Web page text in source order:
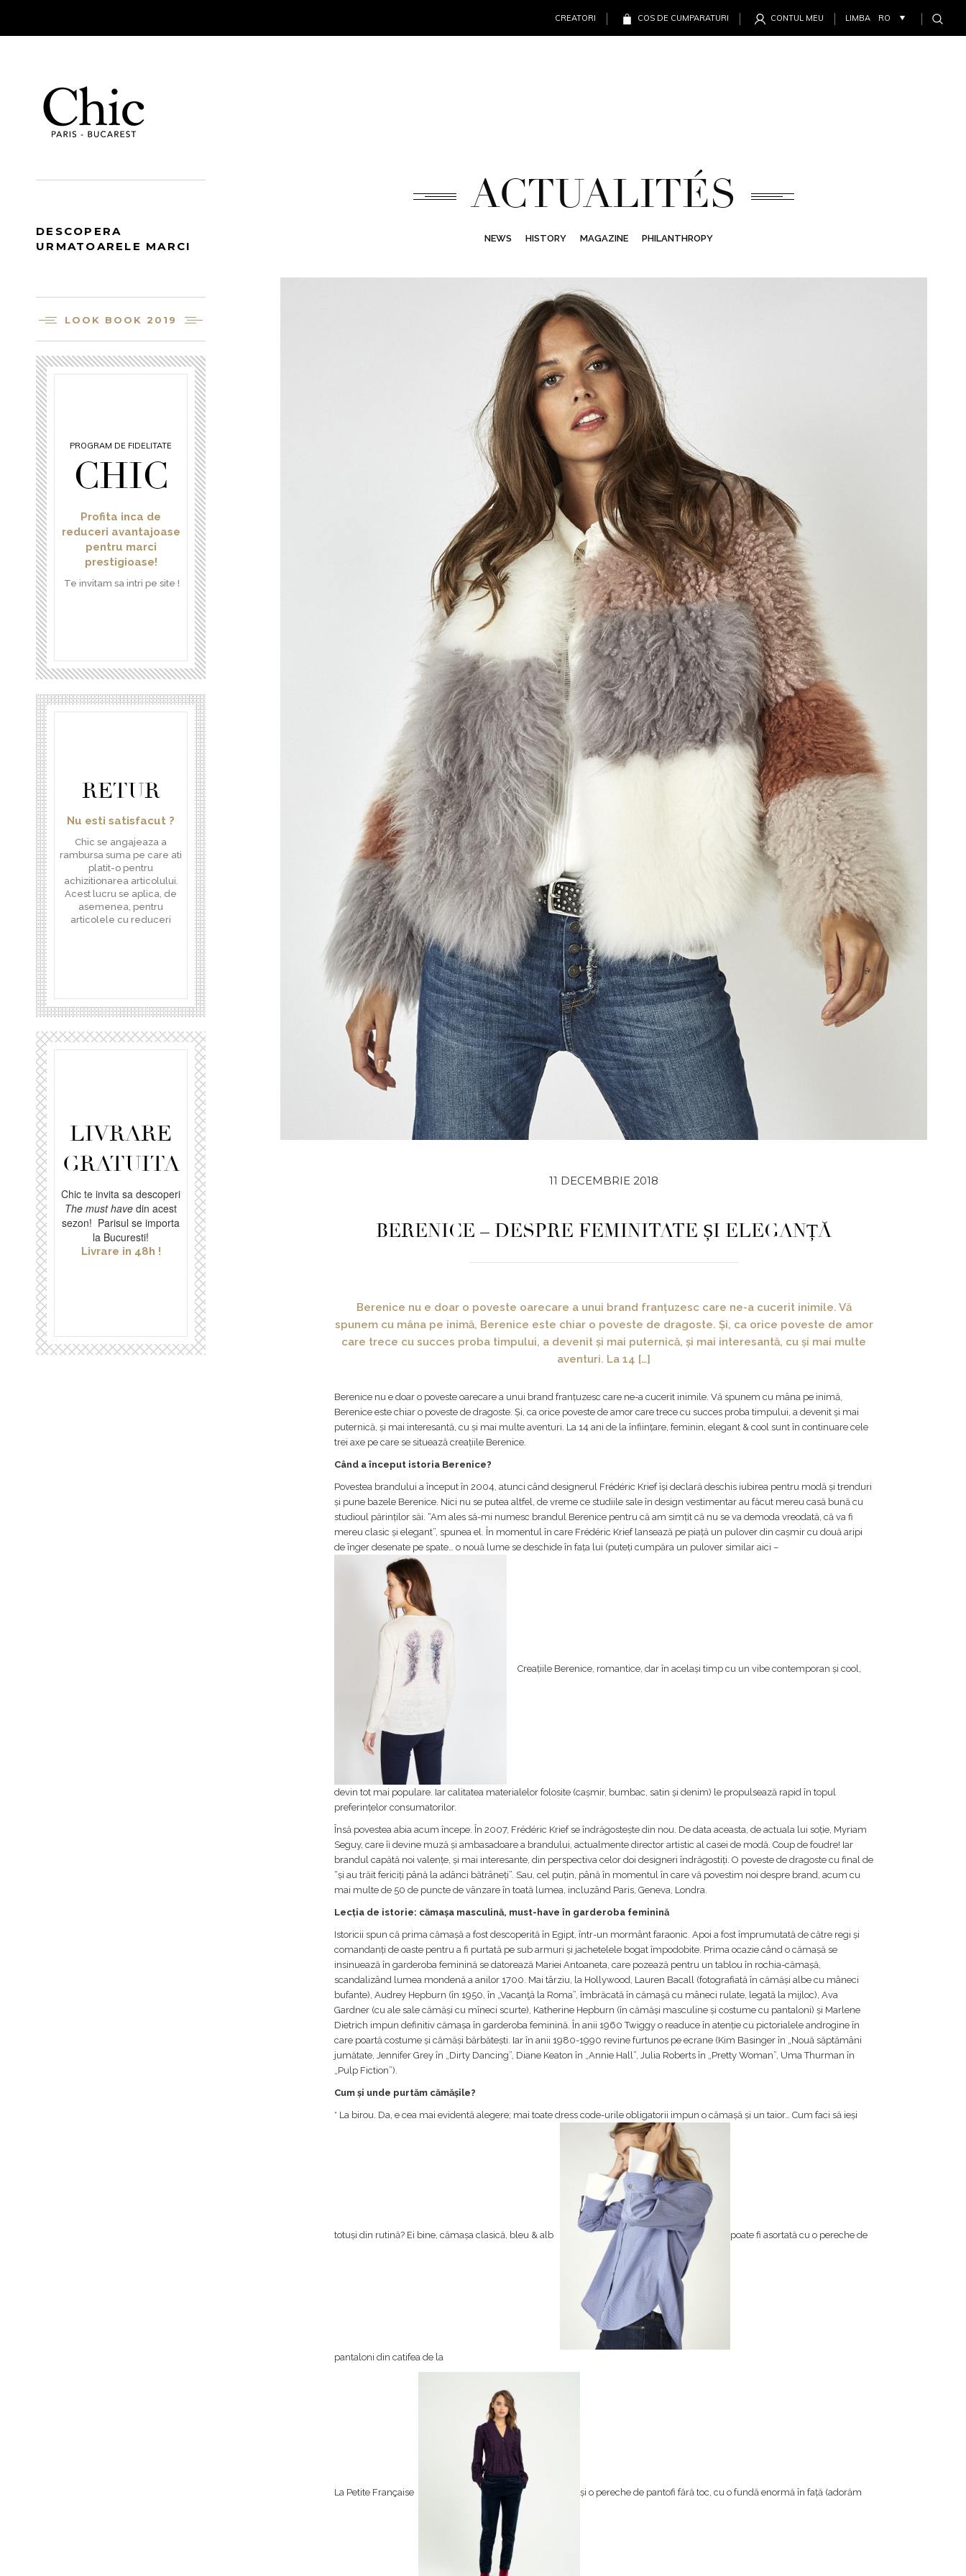
CREATORI COS DE CUMPARATURI CONTUL MEU LIMBA
DESCOPERA
URMATOARELE MARCI
LOOK BOOK 2019
PROGRAM DE FIDELITATE
CHIC
Profita inca de
reduceri avantajoase
pentru marci
prestigioase!
Te invitam sa intri pe site !
RETUR
Nu esti satisfacut ?
Chic se angajeaza a
rambursa suma pe care ati
platit-o pentru
achizitionarea articolului.
Acest lucru se aplica, de
asemenea, pentru
articolele cu reduceri
LIVRARE
GRATUITA
Chic te invita sa descoperi
The must have din acest
sezon! Parisul se importa
la Bucuresti!
Livrare in 48h !
ACTUALITÉS
NEWS HISTORY MAGAZINE PHILANTHROPY
11 DECEMBRIE 2018
BERENICE – DESPRE FEMINITATE ȘI ELEGANȚĂ
Berenice nu e doar o poveste oarecare a unui brand franțuzesc care ne-a cucerit inimile. Vă
spunem cu mâna pe inimă, Berenice este chiar o poveste de dragoste. Și, ca orice poveste de amor
care trece cu succes proba timpului, a devenit și mai puternică, și mai interesantă, cu și mai multe
aventuri. La 14 […]
Berenice nu e doar o poveste oarecare a unui brand franțuzesc care ne-a cucerit inimile. Vă spunem cu mâna pe inimă,
Berenice este chiar o poveste de dragoste. Și, ca orice poveste de amor care trece cu succes proba timpului, a devenit și mai
puternică, și mai interesantă, cu și mai multe aventuri. La 14 ani de la înființare, feminin, elegant & cool sunt în continuare cele
trei axe pe care se situează creațiile Berenice.
Când a început istoria Berenice?
Povestea brandului a început în 2004, atunci când designerul Frédéric Krief își declară deschis iubirea pentru modă și trenduri
și pune bazele Berenice. Nici nu se putea altfel, de vreme ce studiile sale în design vestimentar au făcut mereu casă bună cu
studioul părinților săi. “Am ales să-mi numesc brandul Berenice pentru că am simțit că nu se va demoda vreodată, că va fi
mereu clasic și elegant”, spunea el. În momentul în care Frédéric Krief lansează pe piață un pulover din cașmir cu două aripi
de înger desenate pe spate… o nouă lume se deschide în fața lui (puteți cumpăra un pulover similar aici –
Creațiile Berenice, romantice, dar în același timp cu un vibe contemporan și cool,
devin tot mai populare. Iar calitatea materialelor folosite (cașmir, bumbac, satin și denim) le propulsează rapid în topul
preferințelor consumatorilor.
Însă povestea abia acum începe. În 2007, Frédéric Krief se îndrăgostește din nou. De data aceasta, de actuala lui soție, Myriam
Seguy, care îi devine muză și ambasadoare a brandului, actualmente director artistic al casei de modă. Coup de foudre! Iar
brandul capătă noi valențe, și mai interesante, din perspectiva celor doi designeri îndrăgostiți. O poveste de dragoste cu final de
“și au trăit fericiți până la adânci bătrâneți”. Sau, cel puțin, până în momentul în care vă povestim noi despre brand, acum cu
mai multe de 50 de puncte de vânzare în toată lumea, incluzând Paris, Geneva, Londra.
Lecția de istorie: cămașa masculină, must-have în garderoba feminină
Istoricii spun că prima cămașă a fost descoperită în Egipt, într-un mormânt faraonic. Apoi a fost împrumutată de către regi și
comandanți de oaste pentru a fi purtată pe sub armuri și jachetelele bogat împodobite. Prima ocazie când o cămașă se
insinuează în garderoba feminină se datorează Mariei Antoaneta, care pozează pentru un tablou în rochia-cămașă,
scandalizând lumea mondenă a anilor 1700. Mai târziu, la Hollywood, Lauren Bacall (fotografiată în cămăși albe cu mâneci
bufante), Audrey Hepburn (în 1950, în „Vacanţă la Roma”, îmbrăcată în cămaşă cu mâneci rulate, legată la mijloc), Ava
Gardner (cu ale sale cămăși cu mîneci scurte), Katherine Hepburn (în cămăși masculine și costume cu pantaloni) și Marlene
Dietrich impun definitiv cămașa în garderoba feminină. În anii 1960 Twiggy o readuce în atenție cu pictorialele androgine în
care poartă costume și cămăși bărbătești. Iar în anii 1980-1990 revine furtunos pe ecrane (Kim Basinger în „Nouă săptămâni
jumătate, Jennifer Grey în „Dirty Dancing”, Diane Keaton în „Annie Hall”, Julia Roberts în „Pretty Woman”, Uma Thurman în
„Pulp Fiction”).
Cum și unde purtăm cămășile?
* La birou. Da, e cea mai evidentă alegere; mai toate dress code-urile obligatorii impun o cămașă și un taior… Cum faci să ieși
totuși din rutină? Ei bine, cămașa clasică, bleu & alb poate fi asortată cu o pereche de
pantaloni din catifea de la
La Petite Française și o pereche de pantofi fără toc, cu o fundă enormă în față (adorăm